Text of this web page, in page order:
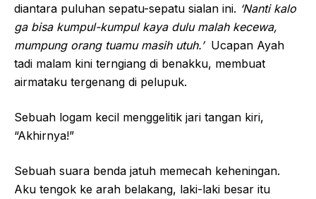
diantara puluhan sepatu-sepatu sialan ini. ‘Nanti kalo
ga bisa kumpul-kumpul kaya dulu malah kecewa,
mumpung orang tuamu masih utuh.’Ucapan Ayah
tadi malam kini terngiang di benakku, membuat
airmataku tergenang di pelupuk.
Sebuah logam kecil menggelitik jari tangan kiri,
“Akhirnya!”
Sebuah suara benda jatuh memecah keheningan.
Aku tengok ke arah belakang, laki-laki besar itu